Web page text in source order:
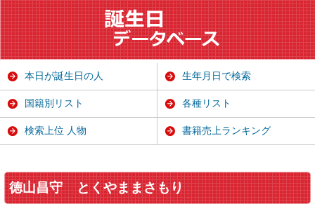
徳山昌守 とくやままさもり
本日が誕生日の人 生年月日で検索
国籍別リスト 各種リスト
検索上位 人物 書籍売上ランキング